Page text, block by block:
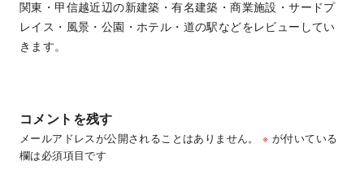
関東・甲信越近辺の新建築・有名建築・商業施設・サードプ
レイス・風景・公園・ホテル・道の駅などをレビューしてい
きます。
コメントを残す
メールアドレスが公開されることはありません。 ※ が付いている
欄は必須項目です